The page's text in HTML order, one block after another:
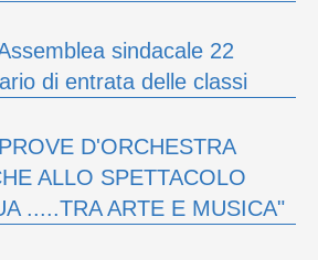
sindacale 22
di entrata delle classi
D'ORCHESTRA
ALLO SPETTACOLO
.....TRA ARTE E MUSICA"